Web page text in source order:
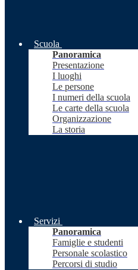
Scuola
Panoramica
Presentazione
I luoghi
Le persone
I numeri della scuola
Le carte della scuola
Organizzazione
La storia
Servizi
Panoramica
Famiglie e studenti
Personale scolastico
Percorsi di studio